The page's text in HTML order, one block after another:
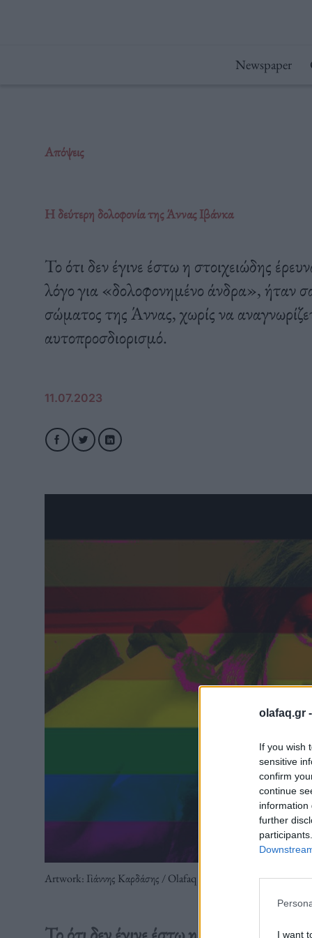
olafaq.gr -
If you wish
sensitive
confirm
continue
information
further
I want
Newspaper
Απόψεις
Η δεύτερη δολοφονία της Άννας Ιβάνκα
Το ότι δεν έγινε έστω η στοιχειώδης
λόγο για «δολοφονημένο άνδρα», ήταν
σώματος της Άννας, χωρίς να
αυτοπροσδιορισμό.
11.07.2023
Αrtwork: Γιάννης Καρδάσης / Olafaq